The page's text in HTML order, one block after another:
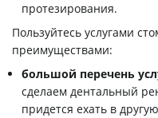
протезирования.
Пользуйтесь услугами
преимуществами:
большой перечень
сделаем дентальный
придется ехать в